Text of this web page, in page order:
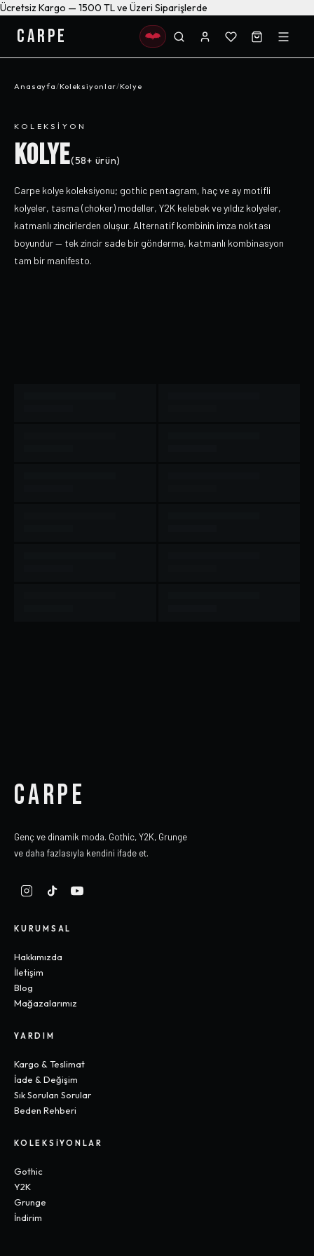
Ücretsiz Kargo — 1500 TL ve Üzeri Siparişlerde
CARPE
Anasayfa/Koleksiyonlar/Kolye
KOLEKSIYON
KOLYE(58+ ürün)
Carpe kolye koleksiyonu; gothic pentagram, haç ve ay motifli
kolyeler, tasma (choker) modeller, Y2K kelebek ve yıldız kolyeler,
katmanlı zincirlerden oluşur. Alternatif kombinin imza noktası
boyundur — tek zincir sade bir gönderme, katmanlı kombinasyon
tam bir manifesto.
CARPE
Genç ve dinamik moda. Gothic, Y2K, Grunge
ve daha fazlasıyla kendini ifade et.
KURUMSAL
Hakkımızda
İletişim
Blog
Mağazalarımız
YARDIM
Kargo & Teslimat
İade & Değişim
Sık Sorulan Sorular
Beden Rehberi
KOLEKSIYONLAR
Gothic
Y2K
Grunge
İndirim